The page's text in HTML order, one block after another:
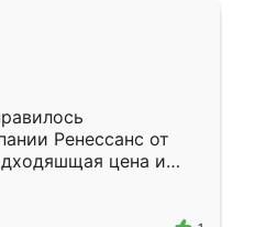
Ренессанс от
цена и
Приехавший
Владислав